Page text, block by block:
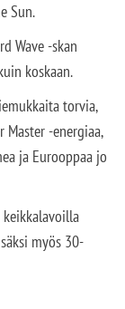
Sun.
Wave -skan
koskaan.
torvia,
-energiaa,
ja Eurooppaa jo
keikkalavoilla
myös 30-